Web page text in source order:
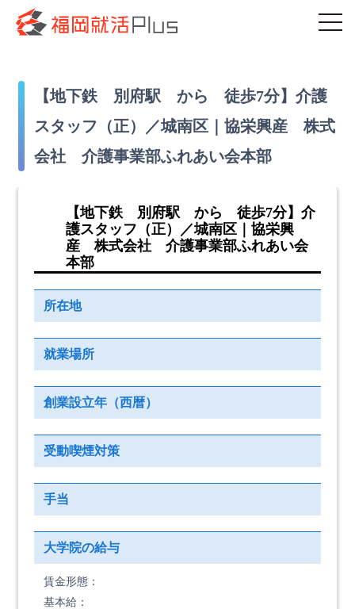
【地下鉄 別府駅 から 徒歩7分】介護
スタッフ（正）／城南区｜協栄興産 株式
会社 介護事業部ふれあい会本部
【地下鉄 別府駅 から 徒歩7分】介
護スタッフ（正）／城南区｜協栄興
産 株式会社 介護事業部ふれあい会
本部
所在地
就業場所
創業設立年（西暦）
受動喫煙対策
手当
大学院の給与
賃金形態：
基本給：